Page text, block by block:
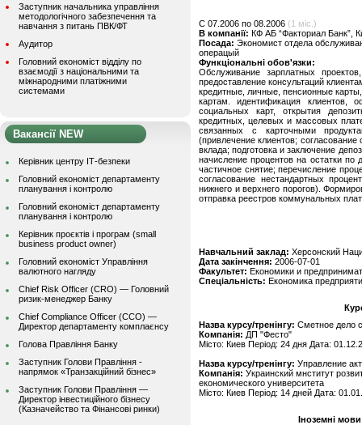
Заступник начальника управління
методологічного забезпечення та
навчання з питань ПВК/ФТ
Аудитор
Головний економіст відділу по
взаємодії з національними та
міжнародними платіжними
системами
Вакансії NEW
Керівник центру ІТ-безпеки
Головний економіст департаменту
планування і контролю
Головний економіст департаменту
планування і контролю
Керівник проєктів і програм (small
business product owner)
Головний економіст Управління
валютного нагляду
Chief Risk Officer (CRO) — Головний
ризик-менеджер Банку
Chief Compliance Officer (CCO) —
Директор департаменту комплаєнсу
Голова Правління Банку
Заступник Голови Правління -
напрямок «Транзакційний бізнес»
Заступник Голови Правління —
Директор інвестиційного бізнесу
(Казначейство та Фінансові ринки)
C 07.2006 по 08.2006 (1 міс.)
В компанії: КФ АБ “Факториал Банк”,
Посада: Экономист отдела
операцый
Функціональні обов'язки:
Обслуживание зарплатных
предоставление консультаций
кредитные, личные, пенсионные
картам. идентификация клиентов,
социальных карт, открытия
кредитных, целевых и массовых
связанных с карточными
(привлечение клиентов;
вклада; подготовка и заключение
начисление процентов на остатки по
частичное снятие; перечисление
согласование нестандартных
нижнего и верхнего порогов).
отправка реестров коммунальных
Навчальний заклад: Херсонский
Дата закінчення: 2006-07-01
Факультет: Економики и
Спеціальність: Економика
Назва курсу/тренінгу: Сметное дело
Компанія: ДП "Фесто"
Місто: Киев Період: 24 дня Дата:
Назва курсу/тренінгу: Управление
Компанія: Украинский мнститут
економического университета
Місто: Киев Період: 14 дней Дата:
Іноземні